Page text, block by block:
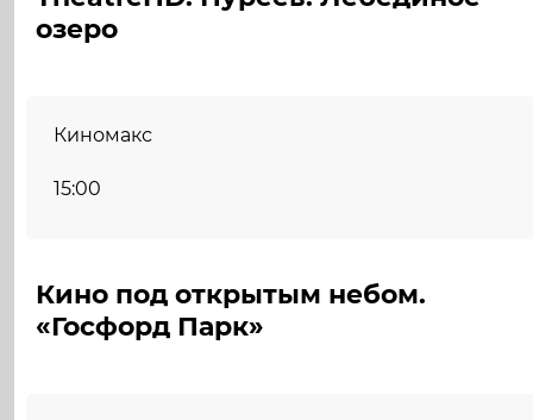
озеро
Киномакс
15:00
Кино под открытым небом.
«Госфорд Парк»